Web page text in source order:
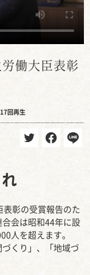
働大臣表彰
回再生
表彰の受賞報告のた
会は昭和44年に設
人を超えます。
づくり」、「地域づ